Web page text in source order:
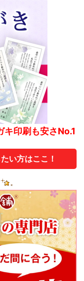
印刷も安さNo.1
い方はここ！